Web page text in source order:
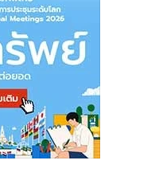
ราม เขตพระนคร,
จณรงค์ ถนนพระรามที่ 3
มวิท 26, 36, 40, 42 เขต
หน้าบ้านเลขที่ 1074-
นาคารกรุงเทพ บริเวณ